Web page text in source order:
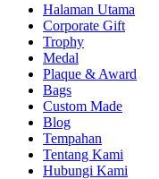
Halaman Utama
Corporate Gift
Trophy
Medal
Plaque & Award
Bags
Custom Made
Blog
Tempahan
Tentang Kami
Hubungi Kami